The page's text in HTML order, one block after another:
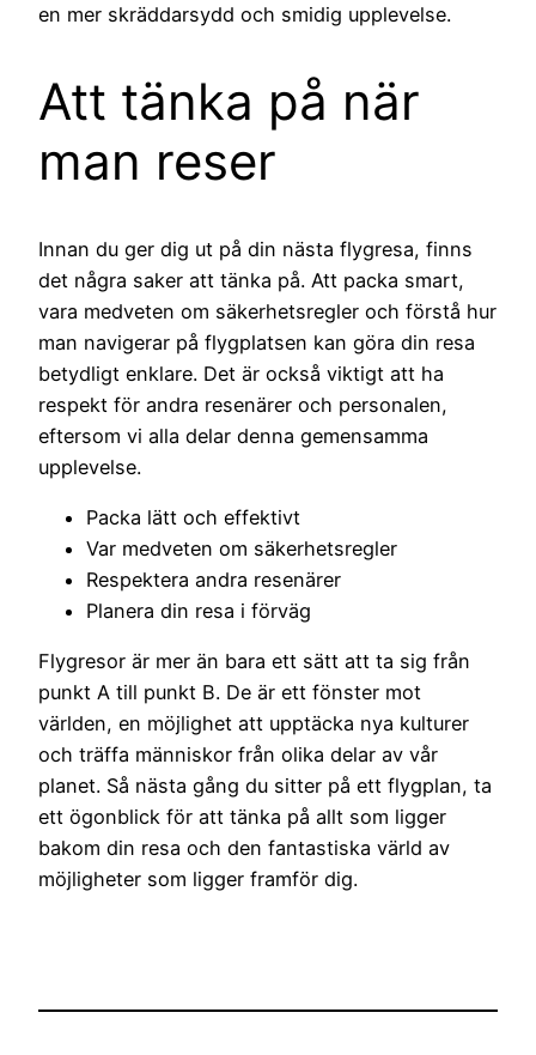
en mer skräddarsydd och smidig upplevelse.
Att tänka på när
man reser
Innan du ger dig ut på din nästa flygresa, finns
det några saker att tänka på. Att packa smart,
vara medveten om säkerhetsregler och förstå hur
man navigerar på flygplatsen kan göra din resa
betydligt enklare. Det är också viktigt att ha
respekt för andra resenärer och personalen,
eftersom vi alla delar denna gemensamma
upplevelse.
Packa lätt och effektivt
Var medveten om säkerhetsregler
Respektera andra resenärer
Planera din resa i förväg
Flygresor är mer än bara ett sätt att ta sig från
punkt A till punkt B. De är ett fönster mot
världen, en möjlighet att upptäcka nya kulturer
och träffa människor från olika delar av vår
planet. Så nästa gång du sitter på ett flygplan, ta
ett ögonblick för att tänka på allt som ligger
bakom din resa och den fantastiska värld av
möjligheter som ligger framför dig.